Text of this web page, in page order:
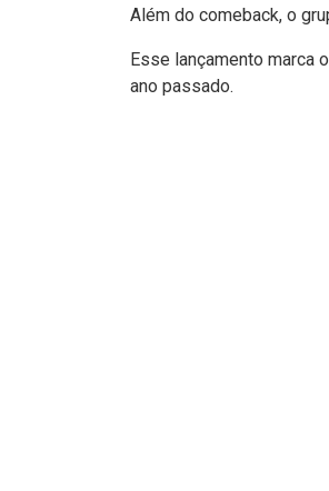
Além do comeback, o
Esse lançamento marca
ano passado.